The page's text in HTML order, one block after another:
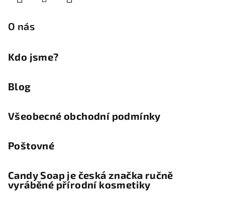
O nás
Kdo jsme?
Blog
Všeobecné obchodní podmínky
Poštovné
Candy Soap je česká značka ručně
vyráběné přírodní kosmetiky